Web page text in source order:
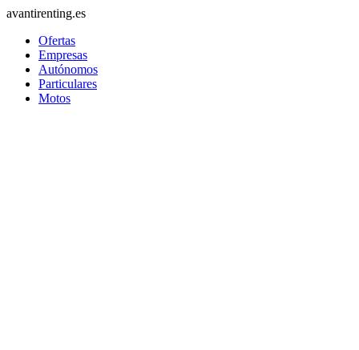
avantirenting.es
Ofertas
Empresas
Autónomos
Particulares
Motos